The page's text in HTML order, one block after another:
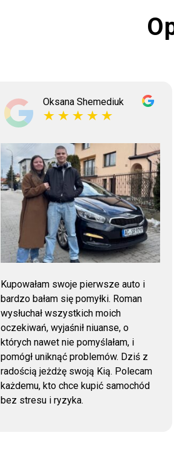
Oksana Shemediuk
Kupowałam swoje pierwsze auto i
bardzo bałam się pomyłki. Roman
wysłuchał wszystkich moich
oczekiwań, wyjaśnił niuanse, o
których nawet nie pomyślałam, i
pomógł uniknąć problemów. Dziś z
radością jeżdżę swoją Kią. Polecam
każdemu, kto chce kupić samochód
bez stresu i ryzyka.